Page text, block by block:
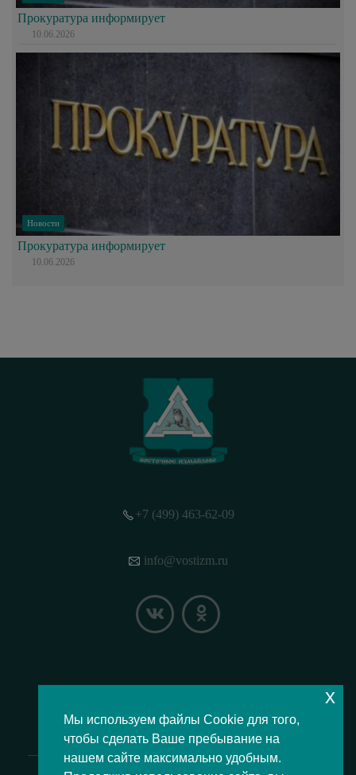
Прокуратура информирует
10.06.2026
Новости
Прокуратура информирует
10.06.2026
+7 (499) 463-62-09
info@vostizm.ru
Мы используем файлы Cookie для того,
чтобы сделать Ваше пребывание на
нашем сайте максимально удобным.
x